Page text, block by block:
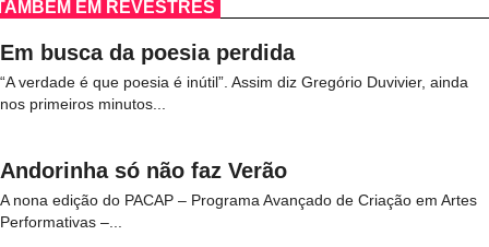
EM REVESTRÉS
Em busca da poesia perdida
“A verdade é que poesia é inútil”. Assim diz Gregório Duvivier, ainda
nos primeiros minutos...
Andorinha só não faz Verão
A nona edição do PACAP – Programa Avançado de Criação em Artes
Performativas –...